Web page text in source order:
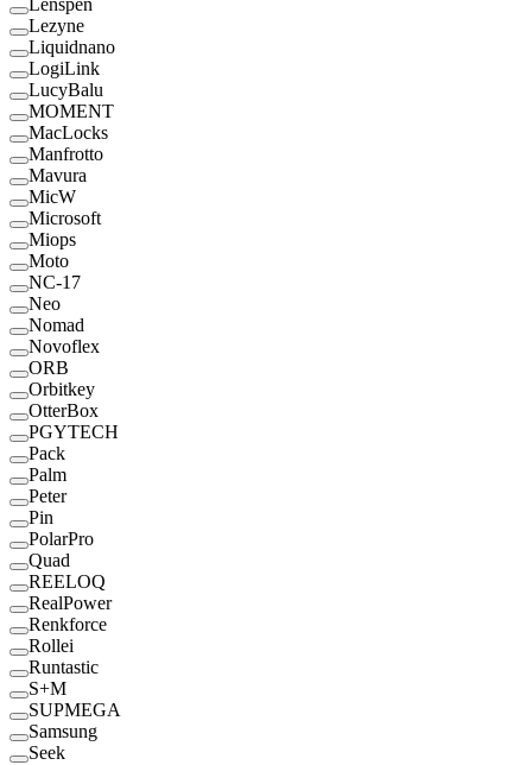
Lezyne
Liquidnano
LogiLink
LucyBalu
MOMENT
MacLocks
Manfrotto
Mavura
MicW
Microsoft
Miops
Moto
NC-17
Neo
Nomad
Novoflex
ORB
Orbitkey
OtterBox
PGYTECH
Pack
Palm
Peter
Pin
PolarPro
Quad
REELOQ
RealPower
Renkforce
Rollei
Runtastic
S+M
SUPMEGA
Samsung
Seek